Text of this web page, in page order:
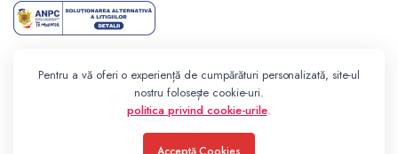
Pentru a vă oferi o experiență de cumpărături personalizată, site-ul
nostru folosește cookie-uri.
politica privind cookie-urile.